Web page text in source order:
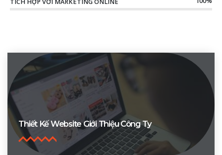
Thiết Kế Website Giới Thiệu Công Ty